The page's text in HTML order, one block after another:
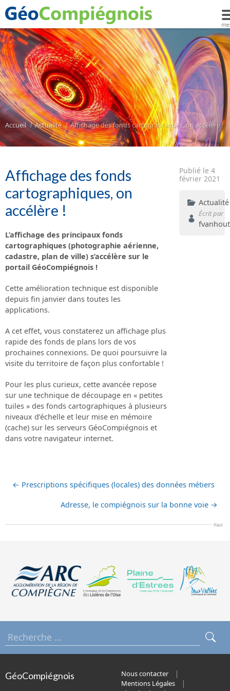
Accueil Actualité Affichage des fonds cartographiques, on accélère !
Affichage des fonds
cartographiques, on
accélère !
L’affichage des principaux fonds
cartographiques (photographie aérienne,
cadastre, plan de ville) s’accélère sur le
portail GéoCompiégnois !
Cette amélioration technique est disponible
depuis fin janvier dans toutes les
applications.
A cet effet, vous constaterez un affichage plus
rapide des fonds de plans lors de vos
prochaines connexions. De quoi poursuivre la
visite du territoire de façon plus confortable !
Pour les plus curieux, cette avancée repose
sur une technique de découpage en « petites
tuiles » des fonds cartographiques à plusieurs
niveaux d’échelle et leur mise en mémoire
(cache) sur les serveurs GéoCompiégnois et
dans votre navigateur internet.
Publié le 4
février 2021
Actualité
Écrit par
← Prescriptions spécifiques (locales) des données métiers
Adresse, le compiégnois sur la bonne voie →
Haut
GéoCompiégnois
Nous contacter
Mentions Légales